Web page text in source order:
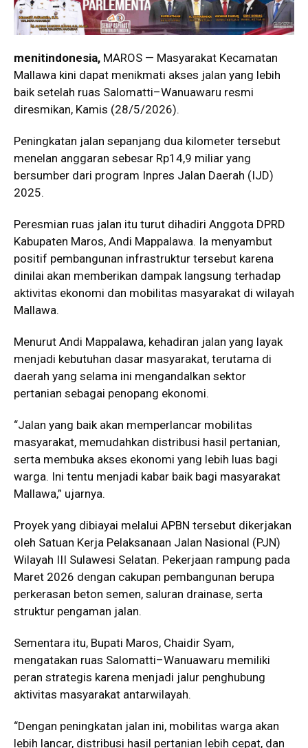
menitindonesia, MAROS — Masyarakat Kecamatan
Mallawa kini dapat menikmati akses jalan yang lebih
baik setelah ruas Salomatti–Wanuawaru resmi
diresmikan, Kamis (28/5/2026).
Peningkatan jalan sepanjang dua kilometer tersebut
menelan anggaran sebesar Rp14,9 miliar yang
bersumber dari program Inpres Jalan Daerah (IJD)
2025.
Peresmian ruas jalan itu turut dihadiri Anggota DPRD
Kabupaten Maros, Andi Mappalawa. Ia menyambut
positif pembangunan infrastruktur tersebut karena
dinilai akan memberikan dampak langsung terhadap
aktivitas ekonomi dan mobilitas masyarakat di wilayah
Mallawa.
Menurut Andi Mappalawa, kehadiran jalan yang layak
menjadi kebutuhan dasar masyarakat, terutama di
daerah yang selama ini mengandalkan sektor
pertanian sebagai penopang ekonomi.
“Jalan yang baik akan memperlancar mobilitas
masyarakat, memudahkan distribusi hasil pertanian,
serta membuka akses ekonomi yang lebih luas bagi
warga. Ini tentu menjadi kabar baik bagi masyarakat
Mallawa,” ujarnya.
Proyek yang dibiayai melalui APBN tersebut dikerjakan
oleh Satuan Kerja Pelaksanaan Jalan Nasional (PJN)
Wilayah III Sulawesi Selatan. Pekerjaan rampung pada
Maret 2026 dengan cakupan pembangunan berupa
perkerasan beton semen, saluran drainase, serta
struktur pengaman jalan.
Sementara itu, Bupati Maros, Chaidir Syam,
mengatakan ruas Salomatti–Wanuawaru memiliki
peran strategis karena menjadi jalur penghubung
aktivitas masyarakat antarwilayah.
“Dengan peningkatan jalan ini, mobilitas warga akan
lebih lancar, distribusi hasil pertanian lebih cepat, dan